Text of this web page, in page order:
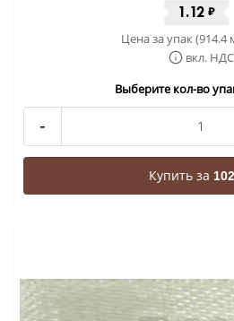
1.12 ₽
Цена за упак (914.4
вкл. НДС
Выберите кол-во
-
Купить за